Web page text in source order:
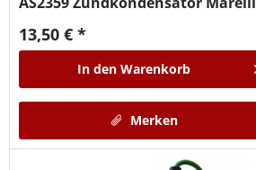
13,50 € *
In den Warenkorb
Merken